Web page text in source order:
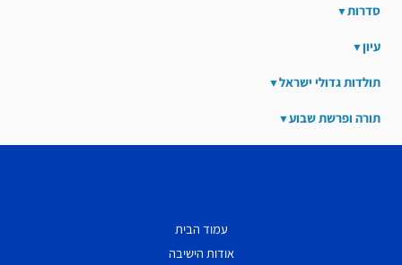
סדרות
עיון
תולדות גדולי ישראל
תורה ופרשת שבוע
עמוד הבית
אודות הישיבה